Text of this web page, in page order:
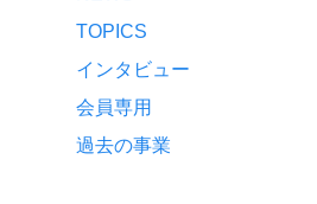
TOPICS
インタビュー
会員専用
過去の事業